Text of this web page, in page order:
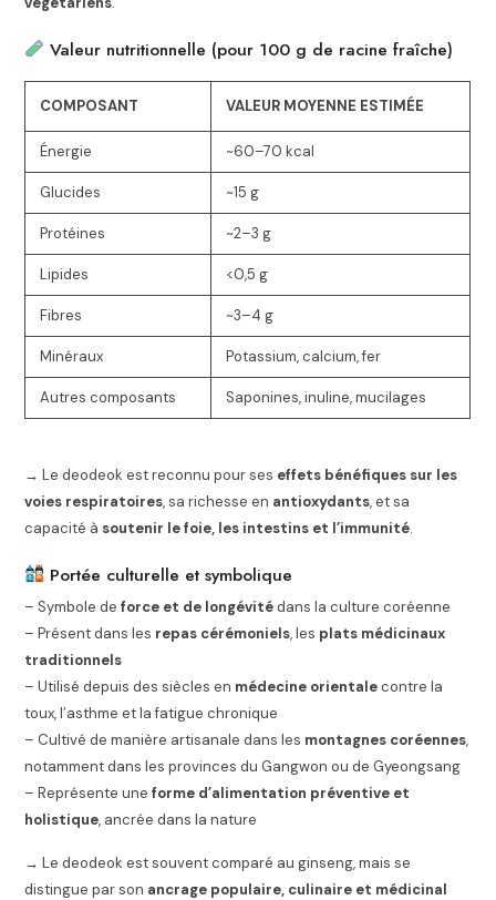
Valeur nutritionnelle (pour 100 g de racine fraîche)
COMPOSANT VALEUR MOYENNE ESTIMÉE
Énergie ~60–70 kcal
Glucides ~15 g
Protéines ~2–3 g
Lipides <0,5 g
Fibres ~3–4 g
Minéraux Potassium, calcium, fer
Autres composants Saponines, inuline, mucilages
→ Le deodeok est reconnu pour ses effets bénéfiques sur les
voies respiratoires, sa richesse en antioxydants, et sa
capacité à soutenir le foie, les intestins et l’immunité.
Portée culturelle et symbolique
– Symbole deforce et de longévitédans la culture coréenne
– Présent dans les repas cérémoniels, les plats médicinaux
traditionnels
– Utilisé depuis des siècles en médecine orientalecontre la
toux, l’asthme et la fatigue chronique
– Cultivé de manière artisanale dans les montagnes coréennes,
notamment dans les provinces du Gangwon ou de Gyeongsang
– Représente uneforme d’alimentation préventive et
holistique, ancrée dans la nature
→ Le deodeok est souvent comparé au ginseng, mais se
distingue par son ancrage populaire, culinaire et médicinal